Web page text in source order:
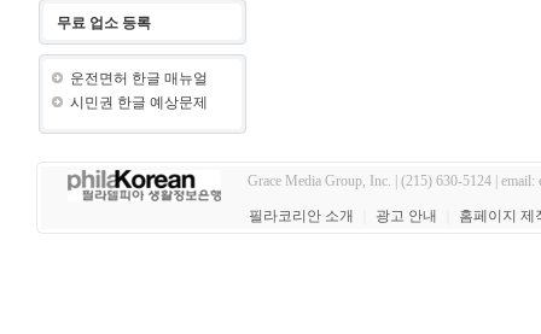
무료 업소 등록
운전면허 한글 매뉴얼
시민권 한글 예상문제
Grace Media Group, Inc. | (215) 630-5124 | email:
필라코리안 소개 광고 안내 홈페이지 제